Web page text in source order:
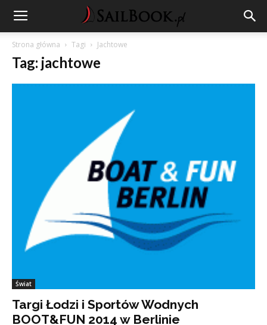
Strona główna Tagi Jachtowe
Tag: jachtowe
Świat
Targi Łodzi i Sportów Wodnych
BOOT&FUN 2014 w Berlinie